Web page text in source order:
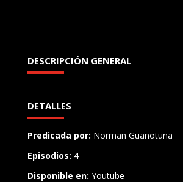
DESCRIPCIÓN GENERAL
DETALLES
Predicada por: Norman Guanotuña
Episodios: 4
Disponible en: Youtube